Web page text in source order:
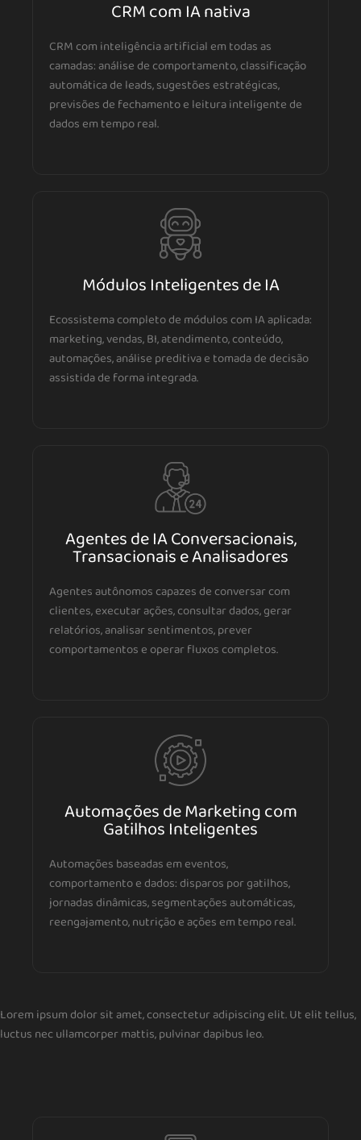
CRM com IA nativa
CRM com inteligência artificial em todas as
camadas: análise de comportamento, classificação
automática de leads, sugestões estratégicas,
previsões de fechamento e leitura inteligente de
dados em tempo real.
Módulos Inteligentes de IA
Ecossistema completo de módulos com IA aplicada:
marketing, vendas, BI, atendimento, conteúdo,
automações, análise preditiva e tomada de decisão
assistida de forma integrada.
Agentes de IA Conversacionais,
Transacionais e Analisadores
Agentes autônomos capazes de conversar com
clientes, executar ações, consultar dados, gerar
relatórios, analisar sentimentos, prever
comportamentos e operar fluxos completos.
Automações de Marketing com
Gatilhos Inteligentes
Automações baseadas em eventos,
comportamento e dados: disparos por gatilhos,
jornadas dinâmicas, segmentações automáticas,
reengajamento, nutrição e ações em tempo real.
Lorem ipsum dolor sit amet, consectetur adipiscing elit. Ut elit tellus,
luctus nec ullamcorper mattis, pulvinar dapibus leo.